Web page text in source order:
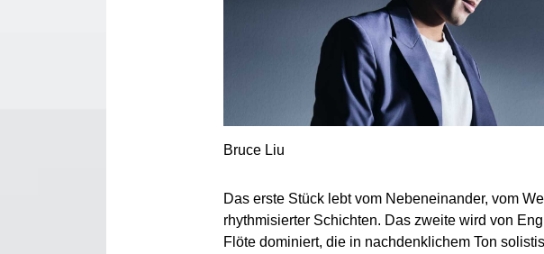
Bruce Liu
Das erste Stück lebt vom Nebeneinander, vom
rhythmisierter Schichten. Das zweite wird von
Flöte dominiert, die in nachdenklichem Ton